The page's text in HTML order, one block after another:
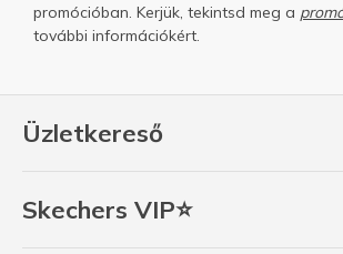
Üzletkereső
Skechers VIP⭐
promócióban. Kerjük, tekintsd meg a
további információkért.